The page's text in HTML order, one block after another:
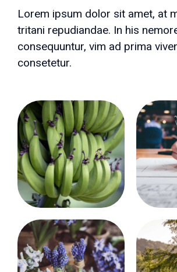
Lorem ipsum dolor sit amet, at
tritani repudiandae. In his
consequuntur, vim ad prima
consetetur.